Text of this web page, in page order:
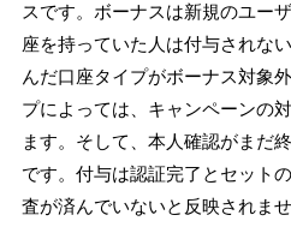
スです。ボーナスは新規のユー
座を持っていた人は付与されな
んだ口座タイプがボーナス対象
プによっては、キャンペーンの
ます。そして、本人確認がまだ
です。付与は認証完了とセット
査が済んでいないと反映されま